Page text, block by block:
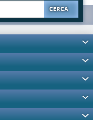
CERCA